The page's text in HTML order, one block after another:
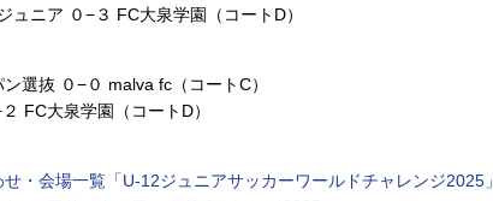
ュニア ０−３ FC大泉学園（コートD）
選抜 ０−０ malva fc（コートC）
FC大泉学園（コートD）
・会場一覧「U-12ジュニアサッカーワールドチャレンジ2025」